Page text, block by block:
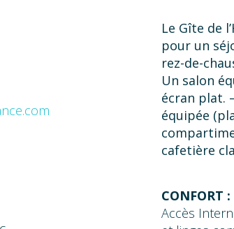
Le Gîte de
pour un
rez-de-
Un salon
écran plat.
équipée
cafetière
et d’un lit
un lit de
CONFORT :
Accès